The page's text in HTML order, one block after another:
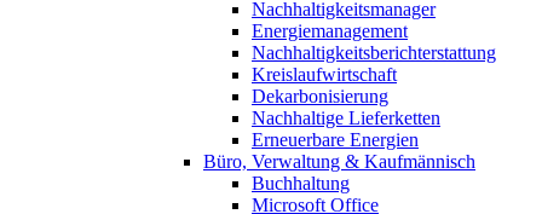
Nachhaltigkeitsmanager
Energiemanagement
Nachhaltigkeitsberichterstattung
Kreislaufwirtschaft
Dekarbonisierung
Nachhaltige Lieferketten
Erneuerbare Energien
Büro, Verwaltung & Kaufmännisch
Buchhaltung
Microsoft Office